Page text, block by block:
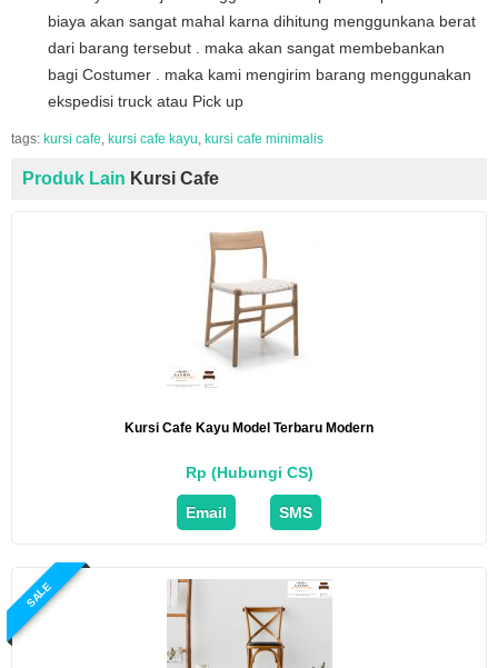
biaya akan sangat mahal karna dihitung menggunkana berat
dari barang tersebut . maka akan sangat membebankan
bagi Costumer . maka kami mengirim barang menggunakan
ekspedisi truck atau Pick up
tags: kursi cafe, kursi cafe kayu, kursi cafe minimalis
Produk Lain Kursi Cafe
Kursi Cafe Kayu Model Terbaru Modern
Rp (Hubungi CS)
Email SMS
SALE